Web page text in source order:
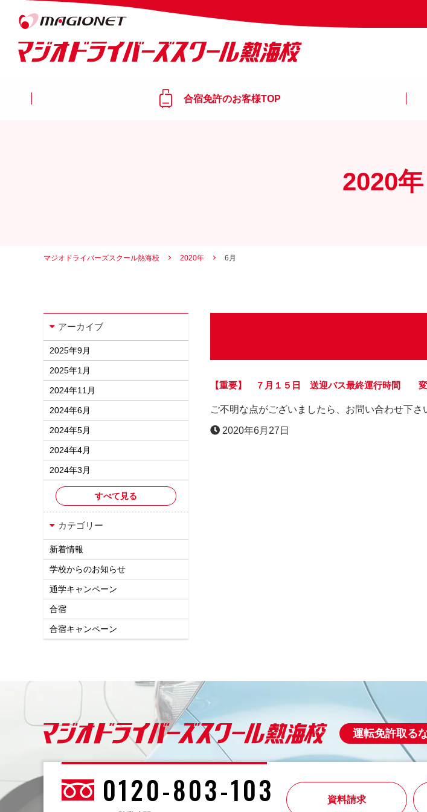
合宿免許のお客様TOP
2020年
マジオドライバーズスクール熱海校 2020年 6月
【重要】 ７月１５日 送迎バス最終運行時間 変
ご不明な点がございましたら、お問い合わせ下さ
2020年6月27日
アーカイブ
2025年9月
2025年1月
2024年11月
2024年6月
2024年5月
2024年4月
2024年3月
すべて見る
カテゴリー
新着情報
学校からのお知らせ
通学キャンペーン
合宿
合宿キャンペーン
運転免許取る
0120-803-103 資料請求